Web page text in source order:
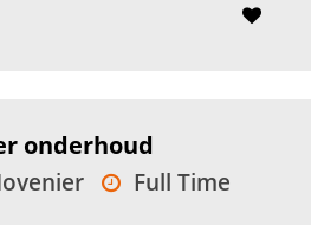
onderhoud
Full Time